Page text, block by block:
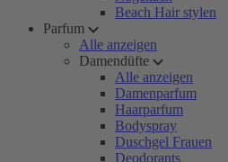
Beach Hair stylen
Parfum
Alle anzeigen
Damendüfte
Alle anzeigen
Damenparfum
Haarparfum
Bodyspray
Duschgel Frauen
Deodorants